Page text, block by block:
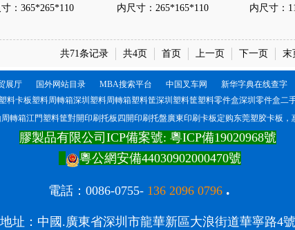
：365*265*110
内尺寸：265*165*110
内尺寸：
共71条记录 共4页 首页 上一页 下一页 末
展厅 国外网站目录 MBA搜索平台 中国叉车网 新华字典在线查字
料卡板塑料周轉箱深圳塑料周轉箱塑料筐深圳塑料筐塑料零件盒深圳零件盒二
轉箱江門塑料筐對開印刷托板四開印刷托盤廣東印刷卡板定购东莞塑胶卡板，
膠製品有限公司ICP備案號: 粵ICP備19020968號
粵公網安備44030902000470號
電話：0086-0755- 136 2096 0796 .
地址：中國.廣東省深圳市龍華新區大浪街道華寧路4號